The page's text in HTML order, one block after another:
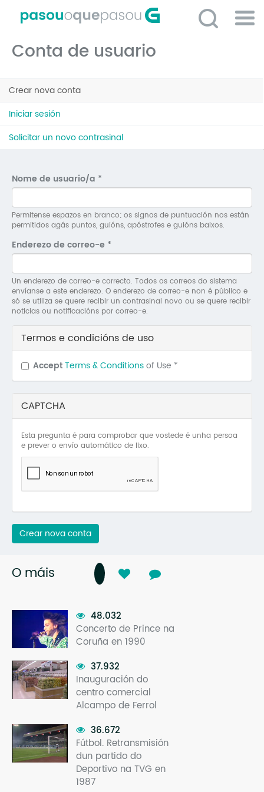
contido
O
O
Conta de usuario
Pestanas
principais
Crear nova conta
Iniciar sesión
Solicitar un novo contrasinal
Nome de usuario/a *
Permitense espazos en branco; os signos de puntuación nos están
permitidos agás puntos, guións, apóstrofes e guións baixos.
Enderezo de correo-e *
Un enderezo de correo-e correcto. Todos os correos do sistema
envíanse a este enderezo. O enderezo de correo-e non é público e
só se utiliza se quere recibir un contrasinal novo ou se quere recibir
noticias ou notificacións por correo-e.
Termos e condicións de uso
AcceptTerms & Conditionsof Use *
CAPTCHA
Esta pregunta é para comprobar que vostede é unha persoa
e prever o envío automático de lixo.
Crear nova conta
O máis
48.032
Concerto de Prince na
Coruña en 1990
37.932
Inauguración do
centro comercial
Alcampo de Ferrol
36.672
Fútbol. Retransmisión
dun partido do
Deportivo na TVG en
1987